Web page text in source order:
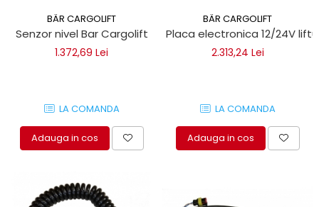
BÄR CARGOLIFT
Senzor nivel Bar Cargolift
1.372,69 Lei
LA COMANDA
Adauga in cos
BÄR CARGOLIFT
Placa electronica 12/24V
2.313,24 Lei
LA COMANDA
Adauga in cos